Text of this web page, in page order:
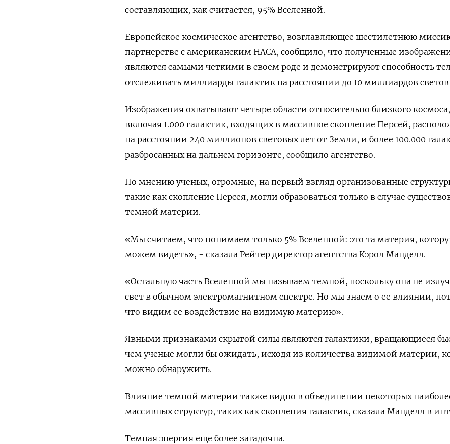
составляющих, как считается, 95% Вселенной.
Европейское космическое агентство, возглавляющее шестилетнюю
партнерстве с американским НАСА, сообщило, что полученные
являются самыми четкими в своем роде и демонстрируют способность
отслеживать миллиарды галактик на расстоянии до 10 миллиардов
Изображения охватывают четыре области относительно близкого космоса,
включая 1.000 галактик, входящих в массивное скопление Персей,
на расстоянии 240 миллионов световых лет от Земли, и более 100.000
разбросанных на дальнем горизонте, сообщило агентство.
По мнению ученых, огромные, на первый взгляд организованные
такие как скопление Персея, могли образоваться только в случае
темной материи.
«Мы считаем, что понимаем только 5% Вселенной: это та материя,
можем видеть», - сказала Рейтер директор агентства Кэрол Манделл.
«Остальную часть Вселенной мы называем темной, поскольку она не
свет в обычном электромагнитном спектре. Но мы знаем о ее влиянии,
что видим ее воздействие на видимую материю».
Явными признаками скрытой силы являются галактики, вращающиеся
чем ученые могли бы ожидать, исходя из количества видимой материи,
можно обнаружить.
Влияние темной материи также видно в объединении некоторых
массивных структур, таких как скопления галактик, сказала Манделл в
Темная энергия еще более загадочна.